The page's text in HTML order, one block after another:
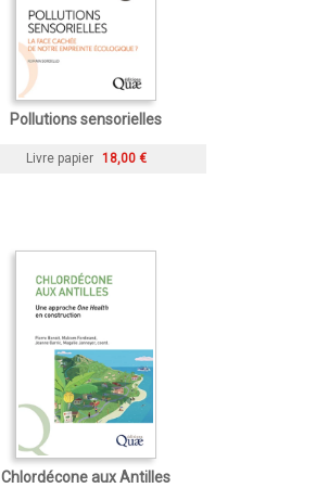
Pollutions sensorielles
Livre papier 18,00 €
Chlordécone aux Antilles